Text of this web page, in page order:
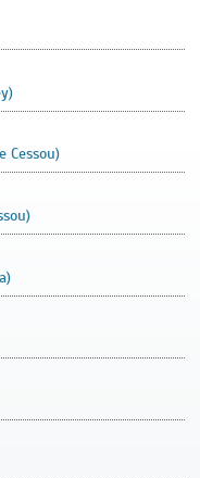
Cessou)